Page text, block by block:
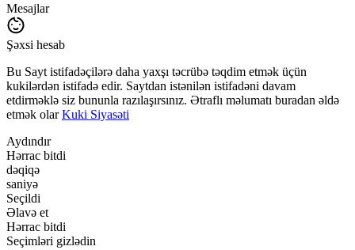
Mesajlar
Şəxsi hesab
Bu Sayt istifadəçilərə daha yaxşı təcrübə təqdim etmək üçün
kukilərdən istifadə edir. Saytdan istənilən istifadəni davam
etdirməklə siz bununla razılaşırsınız. Ətraflı məlumatı buradan əldə
etmək olarKuki Siyasəti
Aydındır
Hərrac bitdi
dəqiqə
saniyə
Seçildi
Əlavə et
Hərrac bitdi
Seçimləri gizlədin